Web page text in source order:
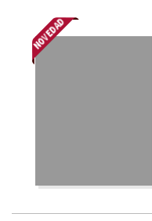
Varios
Viajes